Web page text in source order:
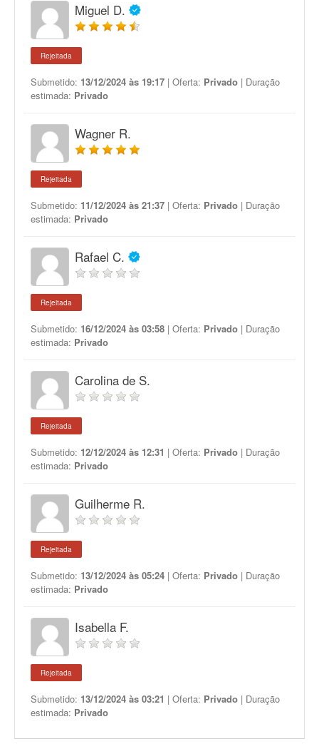
Miguel D.
Rejeitada
Submetido: 13/12/2024 às 19:17 | Oferta: Privado | Duração
estimada: Privado
Wagner R.
Rejeitada
Submetido: 11/12/2024 às 21:37 | Oferta: Privado | Duração
estimada: Privado
Rafael C.
Rejeitada
Submetido: 16/12/2024 às 03:58 | Oferta: Privado | Duração
estimada: Privado
Carolina de S.
Rejeitada
Submetido: 12/12/2024 às 12:31 | Oferta: Privado | Duração
estimada: Privado
Guilherme R.
Rejeitada
Submetido: 13/12/2024 às 05:24 | Oferta: Privado | Duração
estimada: Privado
Isabella F.
Rejeitada
Submetido: 13/12/2024 às 03:21 | Oferta: Privado | Duração
estimada: Privado